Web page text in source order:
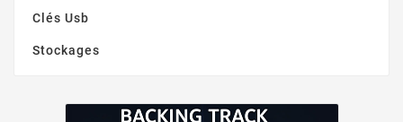
Clés Usb
Stockages